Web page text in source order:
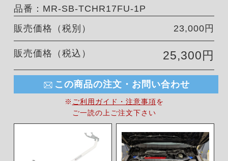
品番：MR-SB-TCHR17FU-1P
販売価格（税別）
23,000円
販売価格（税込） 25,300円
この商品の注文・お問い合わせ
※ ご利用ガイド・注意事項を
ご一読の上ご注文下さい